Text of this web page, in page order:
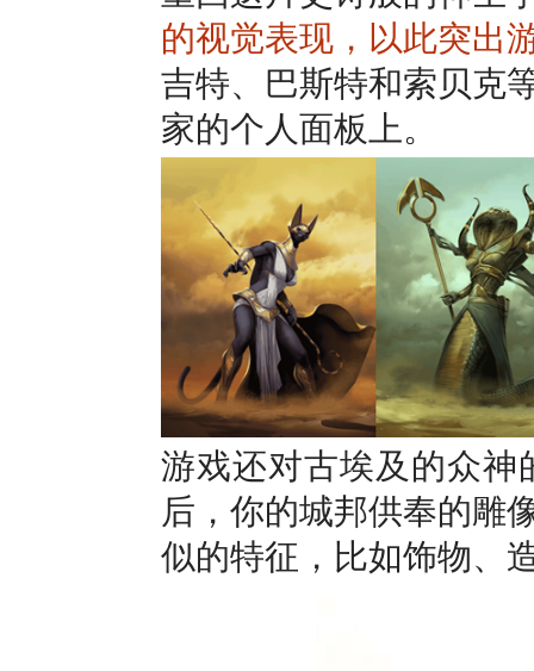
的视觉表现，以此突出
吉特、巴斯特和索贝克
家的个人面板上。
游戏还对古埃及的众神
后，你的城邦供奉的雕
似的特征，比如饰物、